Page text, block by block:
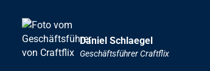
Daniel Schlaegel
Geschäftsführer Craftflix